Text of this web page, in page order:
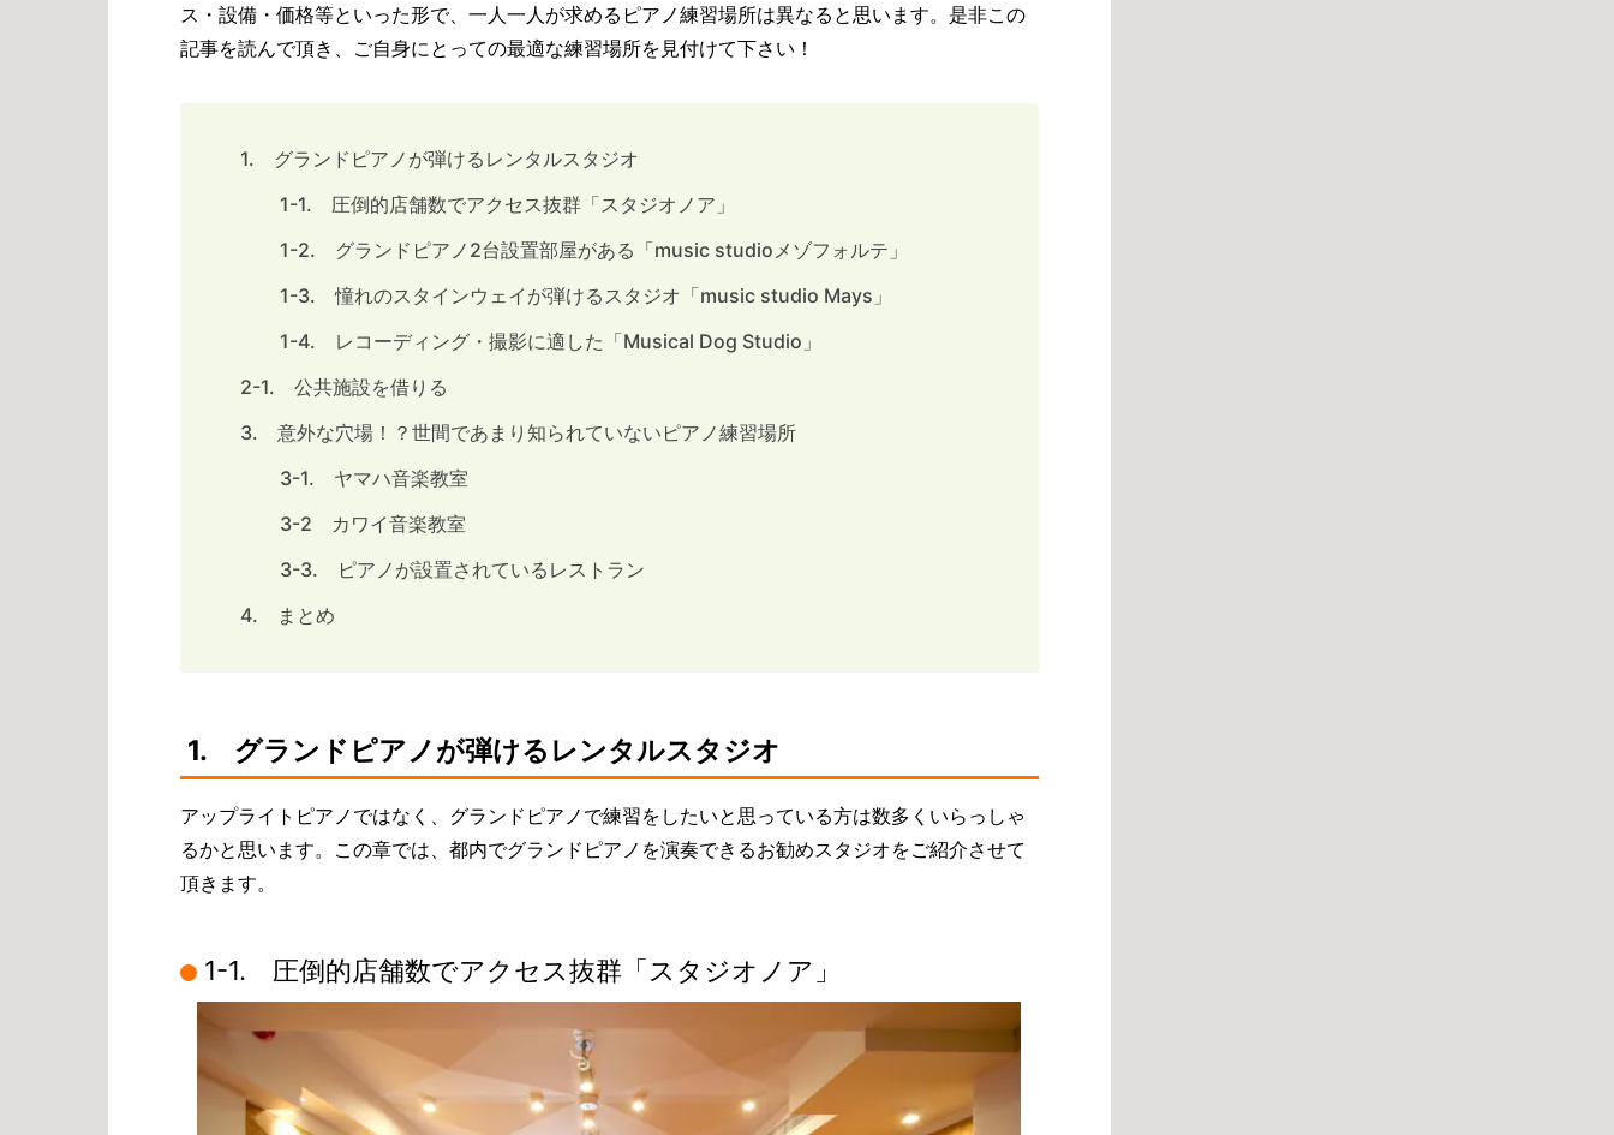
ス・設備・価格等といった形で、一人一人が求めるピアノ練習場所は異なると思います。是非この
記事を読んで頂き、ご自身にとっての最適な練習場所を見付けて下さい！
1. グランドピアノが弾けるレンタルスタジオ
1-1. 圧倒的店舗数でアクセス抜群「スタジオノア」
1-2. グランドピアノ2台設置部屋がある「music studioメゾフォルテ」
1-3. 憧れのスタインウェイが弾けるスタジオ「music studio Mays」
1-4. レコーディング・撮影に適した「Musical Dog Studio」
2-1. 公共施設を借りる
3. 意外な穴場！？世間であまり知られていないピアノ練習場所
3-1. ヤマハ音楽教室
3-2 カワイ音楽教室
3-3. ピアノが設置されているレストラン
4. まとめ
1. グランドピアノが弾けるレンタルスタジオ
アップライトピアノではなく、グランドピアノで練習をしたいと思っている方は数多くいらっしゃ
るかと思います。この章では、都内でグランドピアノを演奏できるお勧めスタジオをご紹介させて
頂きます。
1-1. 圧倒的店舗数でアクセス抜群「スタジオノア」